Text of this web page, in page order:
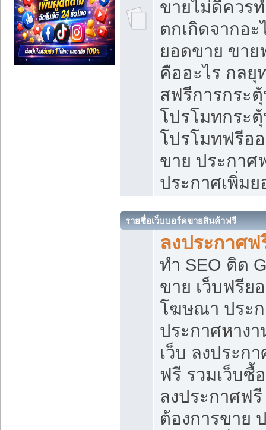
ขายไม่ดีควร
ตกเกิดจากอะ
ยอดขาย ขาย
คืออะไร กลยุ
สฟรีการกระ
โปรโมทกระ
โปรโมทฟรีอ
ขาย ประกาศ
ประกาศเพิ่ม
รายชื่อเว็บบอร์ดขายสินค้าฟรี
ลงประกาศฟ
ทำ SEO ติด
ขาย เว็บฟรีย
โฆษณา ประ
ประกาศหาง
เว็บ ลงประก
ฟรี รวมเว็บซื้
ลงประกาศฟ
ต้องการขาย